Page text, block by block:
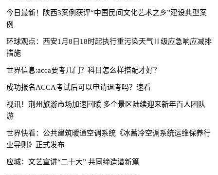
今日最新！陕西3案例获评“中国民间文化艺术之乡”建设典型案
例
环球观点：西安1月8日18时起执行重污染天气Ⅱ级应急响应减排
措施
世界信息:acca要考几门？科目怎么样搭配才好？
成功报名ACCA考试后可以申请退考吗？速看
视讯！荆州旅游市场加速回暖 多个景区陆续迎来新年百人团队
游
世界快看：公共建筑暖通空调系统《冰蓄冷空调系统运维保养行
业导则》正式发布
应城：文艺宣讲“二十大” 共同缔造谱新篇